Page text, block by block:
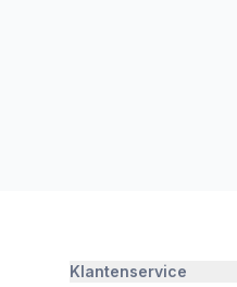
Klantenservice